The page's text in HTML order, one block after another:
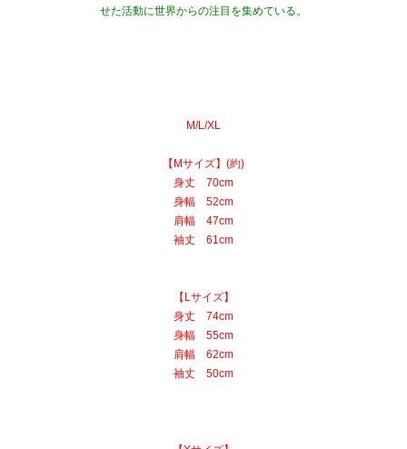
せた活動に世界からの注目を集めている。
M/L/XL
【Mサイズ】(約)
身丈 70cm
身幅 52cm
肩幅 47cm
袖丈 61cm
【Lサイズ】
身丈 74cm
身幅 55cm
肩幅 62cm
袖丈 50cm